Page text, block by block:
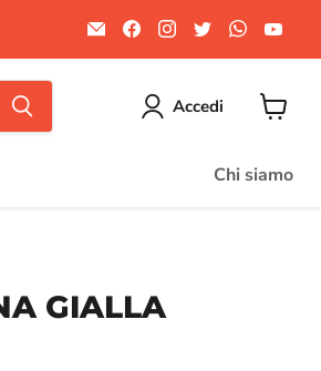
Email
Divertilandia.it
Trovaci
su
Facebook
Trovaci
su
Instagram
Trovaci
su
Twitter
Trovaci
su
Accedi
carrello
Chi siamo
GIALLA